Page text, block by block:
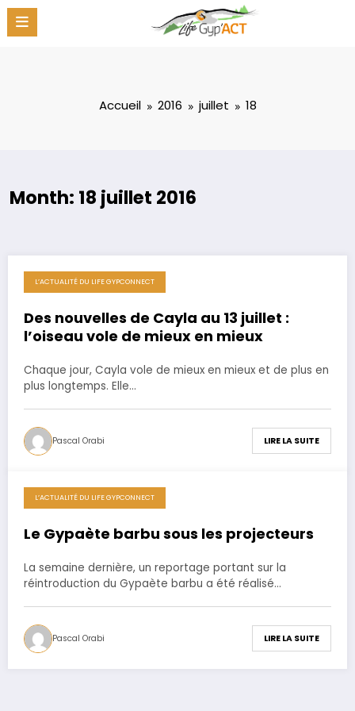
Aller
contenu
Accueil 2016 juillet 18
Month: 18 juillet 2016
18 juillet 2016
L’ACTUALITÉ DU LIFE GYPCONNECT
Des nouvelles de Cayla au 13 juillet :
l’oiseau vole de mieux en mieux
Chaque jour, Cayla vole de mieux en mieux et de plus en
plus longtemps. Elle…
Pascal Orabi LIRE LA SUITE
18 juillet 2016
L’ACTUALITÉ DU LIFE GYPCONNECT
Le Gypaète barbu sous les projecteurs
La semaine dernière, un reportage portant sur la
réintroduction du Gypaète barbu a été réalisé…
Pascal Orabi LIRE LA SUITE